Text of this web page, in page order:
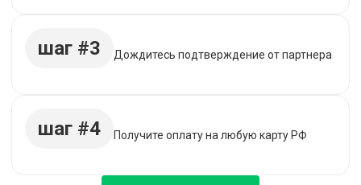
шаг #3 Дождитесь подтверждение от партнера
шаг #4 Получите оплату на любую карту РФ